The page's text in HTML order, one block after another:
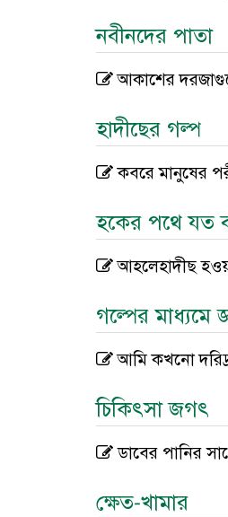
নবীনদের পাতা
আকাশের
হাদীছের গল্প
কবরে মানুষের
হকের পথে যত
আহলেহাদীছ
গল্পের মাধ্যমে
আমি কখনো
চিকিৎসা জগৎ
ডাবের পানির
ক্ষেত-খামার